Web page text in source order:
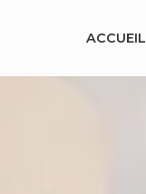
ACCUEIL